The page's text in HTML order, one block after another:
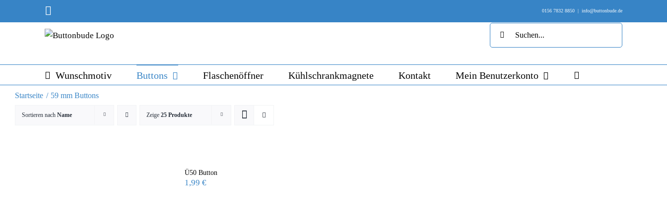
0156 7832 8850 | info@buttonbude.de
Wunschmotiv Buttons Flaschenöffner Kühlschrankmagnete Kontakt Mein Benutzerkonto
Startseite 59 mm Buttons
Sortieren nach Name Zeige 25 Produkte
Ü50 Button
1,99€